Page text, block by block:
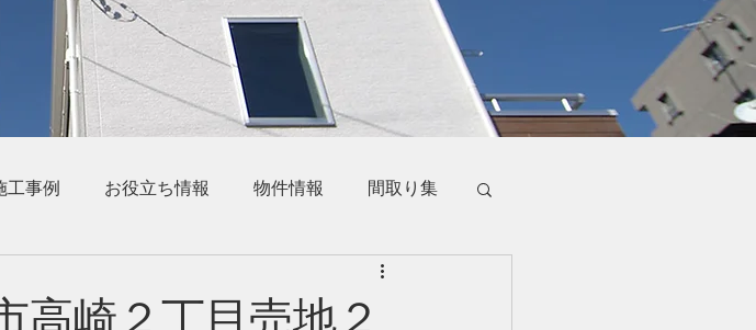
工事例 お役立ち情報 物件情報 間取り集
高崎２丁目売地２